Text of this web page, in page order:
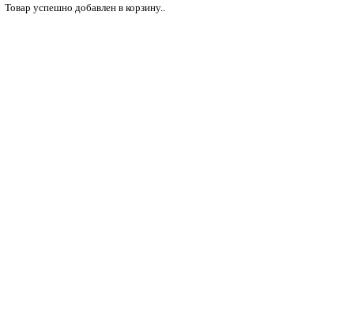
Товар успешно добавлен в корзину..